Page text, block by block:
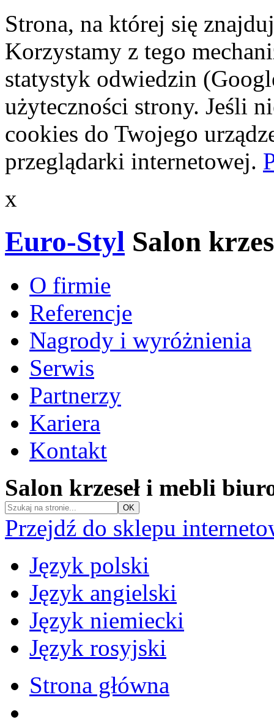
Strona, na której się
Korzystamy z tego
statystyk odwiedzin
użyteczności strony. Jeśli
cookies do Twojego
przeglądarki internetowej.
x
Euro-Styl Salon
O firmie
Referencje
Nagrody i wyróżnienia
Serwis
Partnerzy
Kariera
Kontakt
Salon krzeseł i mebli
Przejdź do sklepu
Język polski
Język angielski
Język niemiecki
Język rosyjski
Strona główna